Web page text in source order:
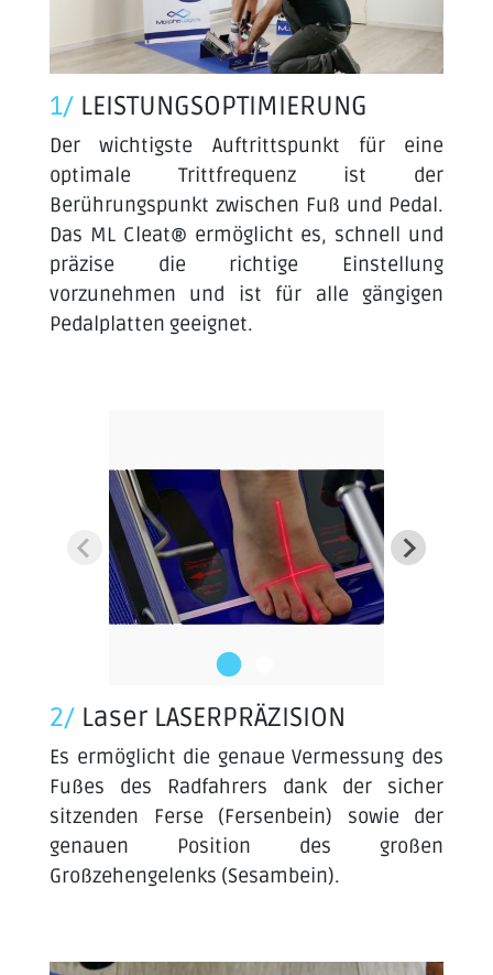
1/ LEISTUNGSOPTIMIERUNG
Der wichtigste Auftrittspunkt für eine
optimale Trittfrequenz ist der
Berührungspunkt zwischen Fuß und Pedal.
Das ML Cleat® ermöglicht es, schnell und
präzise die richtige Einstellung
vorzunehmen und ist für alle gängigen
Pedalplatten geeignet.
2/ Laser LASERPRÄZISION
Es ermöglicht die genaue Vermessung des
Fußes des Radfahrers dank der sicher
sitzenden Ferse (Fersenbein) sowie der
genauen Position des großen
Großzehengelenks (Sesambein).